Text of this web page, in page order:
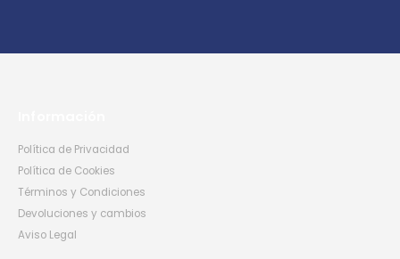
Política de Privacidad
Política de Cookies
Términos y Condiciones
Devoluciones y cambios
Aviso Legal